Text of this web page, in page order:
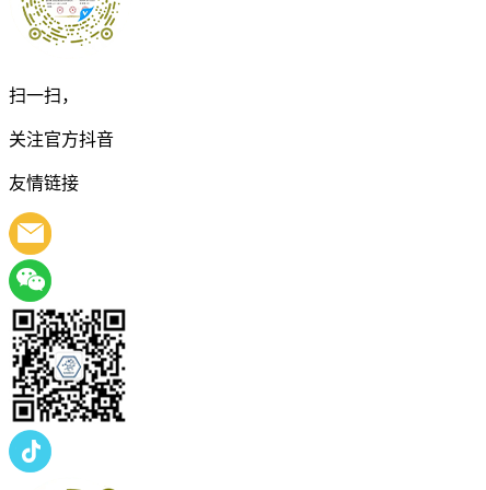
扫一扫，
关注官方抖音
友情链接